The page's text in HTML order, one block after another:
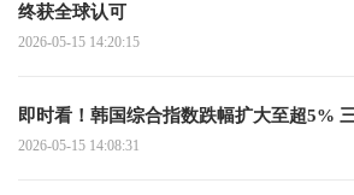
终获全球认可
2026-05-15 14:20:15
即时看！韩国综合指数跌幅扩大至超5%
2026-05-15 14:08:31